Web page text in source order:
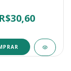
R$30,60